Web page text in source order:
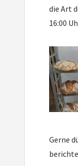
die Art
16:00
Gerne